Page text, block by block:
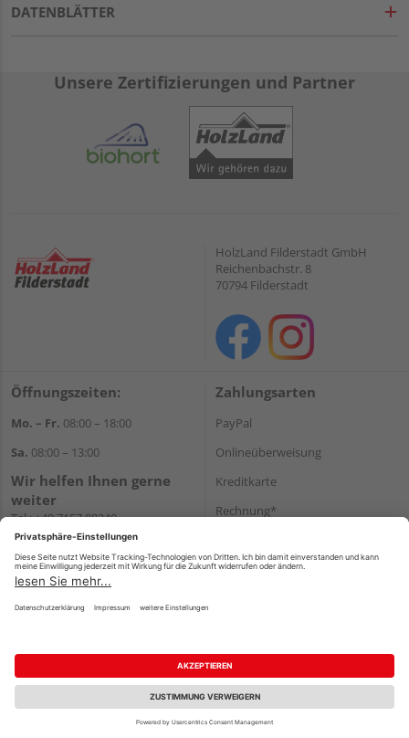
DATENBLÄTTER
Unsere Zertifizierungen und Partner
HolzLand Filderstadt GmbH
Reichenbachstr. 8
70794 Filderstadt
Öffnungszeiten:
Mo. – Fr. 08:00 – 18:00
Sa. 08:00 – 13:00
Wir helfen Ihnen gerne
weiter
Tel.:+49 7157 88240
E-Mail:shop@holzland-
filderstadt.de
Zahlungsarten
PayPal
Onlineüberweisung
Kreditkarte
Rechnung*
Versand
Impressum AGB Widerruf
Datenschutz
Reservierungsbedingungen
Vertrag widerrufen